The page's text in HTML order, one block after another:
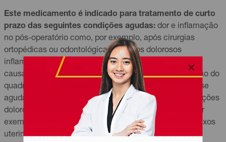
Este medicamento é indicado para tratamento de curto
prazo das seguintes condições agudas: dor e inflamação
no pós-operatório como, por exemplo, após cirurgias
ortopédicas ou odontológicas; estados dolorosos
inflamatórios pós-traumáticos como, por exemplo, os
causados por entorses; crise aguda de gota; agudização do
quadro de osteoartrite; reumatismo não articular, na fase
aguda; síndromes dolorosas da coluna vertebral; condições
dolorosas e, ou inflamatórias emginecologia
como, por
exemplo, dismenorreia primária ou inflamação dos anexos
uterinos; como adjuvante no tratamento de processos